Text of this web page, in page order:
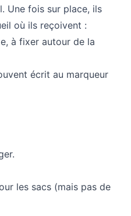
Une fois sur place, ils
où ils reçoivent :
à fixer autour de la
écrit au marqueur
les sacs (mais pas de